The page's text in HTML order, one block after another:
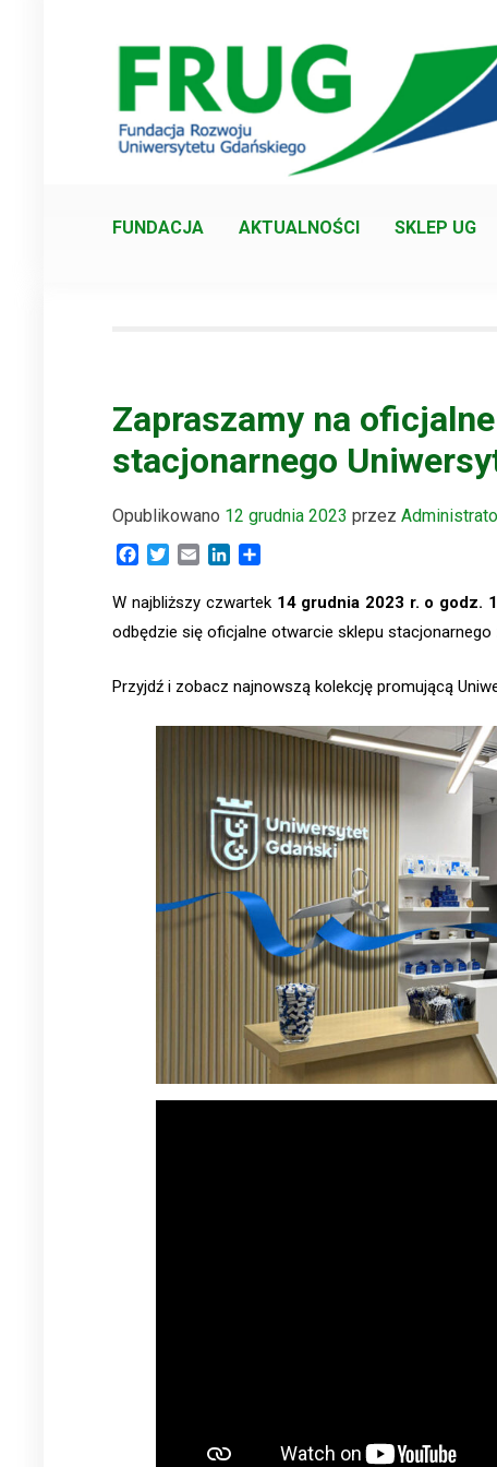
FUNDACJA AKTUALNOŚCI SKLEP UG
Zapraszamy na
stacjonarnego
Opublikowano 12 grudnia 2023 przez
Facebook
TwitterEmail LinkedIn
W najbliższy czwartek 14 grudnia 2023 r. o godz.
odbędzie się oficjalne otwarcie sklepu
Przyjdź i zobacz najnowszą kolekcję promującą